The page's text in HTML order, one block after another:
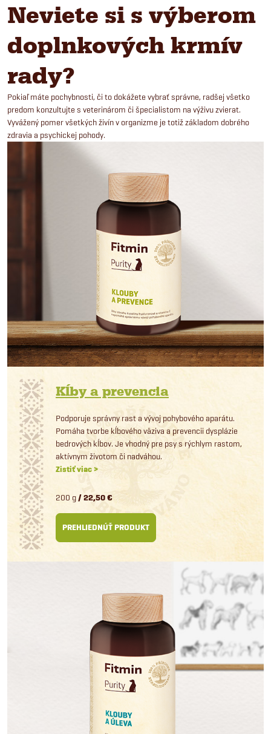
Neviete si s výberom
doplnkových krmív
rady?
Pokiaľ máte pochybnosti, či to dokážete vybrať správne, radšej všetko
predom konzultujte s veterinárom či špecialistom na výživu zvierat.
Vyvážený pomer všetkých živín v organizme je totiž základom dobrého
zdravia a psychickej pohody.
Kĺby a prevencia
Podporuje správny rast a vývoj pohybového aparátu.
Pomáha tvorbe kĺbového väziva a prevencii dysplázie
bedrových kĺbov. Je vhodný pre psy s rýchlym rastom,
aktívnym životom či nadváhou.
Zistiť viac >
200 g/ 22,50 €
PREHLIEDNÚŤ PRODUKT